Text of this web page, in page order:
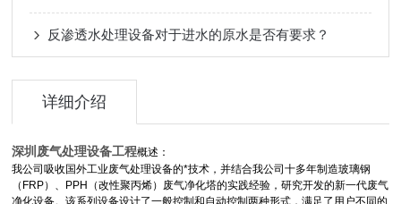
反渗透水处理设备对于进水的原水是否有要求？
详细介绍
深圳废气处理设备工程概述：
我公司吸收国外工业废气处理设备的*技术，并结合我公司十多年制造玻璃钢
（FRP）、PPH（改性聚丙烯）废气净化塔的实践经验，研究开发的新一代废气
净化设备。该系列设备设计了一般控制和自动控制两种形式，满足了用户不同的